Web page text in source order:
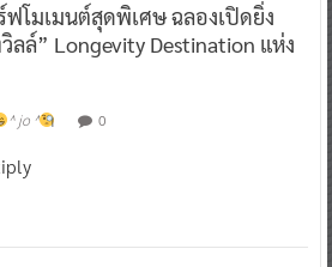
โมเมนต์สุดพิเศษ ฉลองเปิดยิ่ง
ล์” Longevity Destination แห่ง
^ jo ^ 0